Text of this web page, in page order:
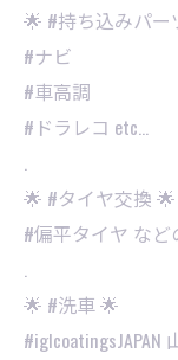
🌟 #持ち込みパー
#ナビ
#車高調
#ドラレコ etc…
.
🌟 #タイヤ交換 🌟
#偏平タイヤ な
.
🌟 #洗車 🌟
#iglcoatingsJAPAN